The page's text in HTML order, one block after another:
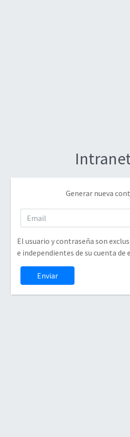
Generar nueva
El usuario y contraseña son
e independientes de su cuenta de
Enviar